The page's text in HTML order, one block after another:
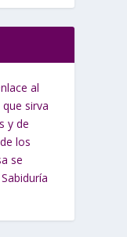
al
sirva
y de
los
se